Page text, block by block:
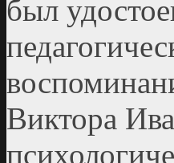
был
Виктора